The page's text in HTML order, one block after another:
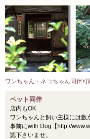
ワンちゃん・ネコちゃん同伴可
ペット同伴
店内もOK
ワンちゃんと飼い主様には数
事前にwith Dog【http://
認下さいませ。